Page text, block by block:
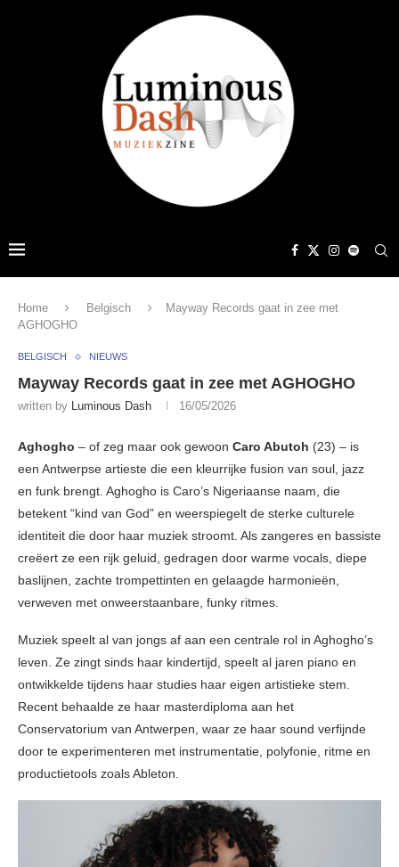
Home Belgisch
Mayway Records gaat in zee met
AGHOGHO
BELGISCH NIEUWS
Mayway Records gaat in zee met AGHOGHO
written by Luminous Dash 16/05/2026
Aghogho – of zeg maar ook gewoon Caro Abutoh (23) – is
een Antwerpse artieste die een kleurrijke fusion van soul, jazz
en funk brengt. Aghogho is Caro’s Nigeriaanse naam, die
betekent “kind van God” en weerspiegelt de sterke culturele
identiteit die door haar muziek stroomt. Als zangeres en bassiste
creëert ze een rijk geluid, gedragen door warme vocals, diepe
baslijnen, zachte trompettinten en gelaagde harmonieën,
verweven met onweerstaanbare, funky ritmes.
Muziek speelt al van jongs af aan een centrale rol in Aghogho’s
leven. Ze zingt sinds haar kindertijd, speelt al jaren piano en
ontwikkelde tijdens haar studies haar eigen artistieke stem.
Recent behaalde ze haar masterdiploma aan het
Conservatorium van Antwerpen, waar ze haar sound verfijnde
door te experimenteren met instrumentatie, polyfonie, ritme en
productietools zoals Ableton.